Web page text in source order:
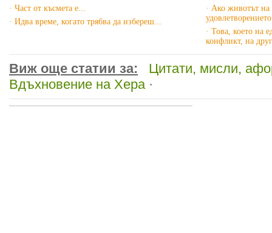
· Част от късмета е...
· Идва време, когато трябва да избереш...
· Ако животът на
удовлетворението
· Това, което на
конфликт, на
Виж още статии за:
Цитати, мисли,
Вдъхновение на Хера·